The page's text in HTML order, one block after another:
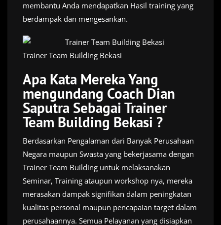
membantu Anda mendapatkan Hasil training yang
berdampak dan mengesankan.
Trainer Team Building Bekasi
Apa Kata Mereka Yang
mengundang Coach Dian
Saputra Sebagai Trainer
Team Building Bekasi ?
Berdasarkan Pengalaman dari Banyak Perusahaan
Negara maupun Swasta yang bekerjasama dengan
Trainer Team Building untuk melaksanakan
Seminar, Training ataupun workshop nya, mereka
merasakan dampak signifikan dalam peningkatan
kualitas personal maupun pencapaian target dalam
perusahaannya. Semua Pelayanan yang disiapkan